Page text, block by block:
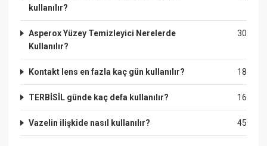
kullanılır?
30
Asperox Yüzey Temizleyici Nerelerde
Kullanılır?
18
Kontakt lens en fazla kaç gün kullanılır?
16
TERBİSİL günde kaç defa kullanılır?
45
Vazelin ilişkide nasıl kullanılır?